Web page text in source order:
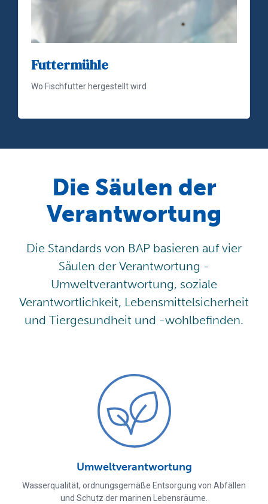
Futtermühle
Wo Fischfutter hergestellt wird
Die Säulen der
Verantwortung
Die Standards von BAP basieren auf vier
Säulen der Verantwortung -
Umweltverantwortung, soziale
Verantwortlichkeit, Lebensmittelsicherheit
und Tiergesundheit und -wohlbefinden.
Umweltverantwortung
Wasserqualität, ordnungsgemäße Entsorgung von Abfällen
und Schutz der marinen Lebensräume.